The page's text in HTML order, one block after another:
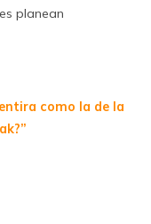
planean
como la de la